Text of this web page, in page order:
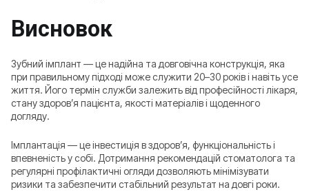
Висновок
Зубний імплант — це надійна та довговічна конструкція, яка
при правильному підході може служити 20–30 років і навіть усе
життя. Його термін служби залежить від професійності лікаря,
стану здоров’я пацієнта, якості матеріалів і щоденного
догляду.
Імплантація — це інвестиція в здоров’я, функціональність і
впевненість у собі. Дотримання рекомендацій стоматолога та
регулярні профілактичні огляди дозволяють мінімізувати
ризики та забезпечити стабільний результат на довгі роки.